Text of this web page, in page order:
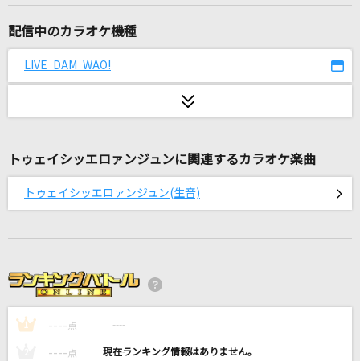
[生音]糸
ライラック
イエスタデイ
Official髭男dism
えんとつ町のプペル
[生音]言えないよ
郷ひろみ
配信中のカラオケ機種
LIVE DAM WAO!
トゥェイシッエロァンジュンに関連するカラオケ楽曲
トゥェイシッエロァンジュン(生音)
1 ---- 点 ----
---- 点 ----